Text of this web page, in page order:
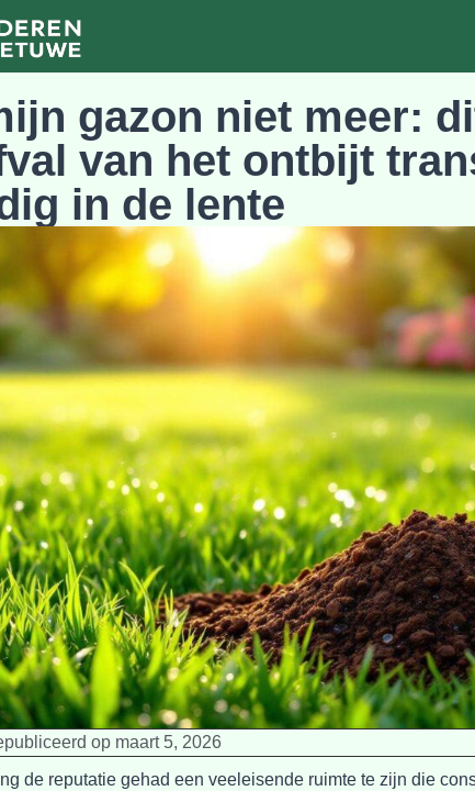
gazon niet meer:
van het ontbijt
in de lente
op maart 5, 2026
de reputatie gehad een veeleisende ruimte te zijn die